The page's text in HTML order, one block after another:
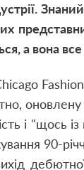
а вона
і "щось
90-